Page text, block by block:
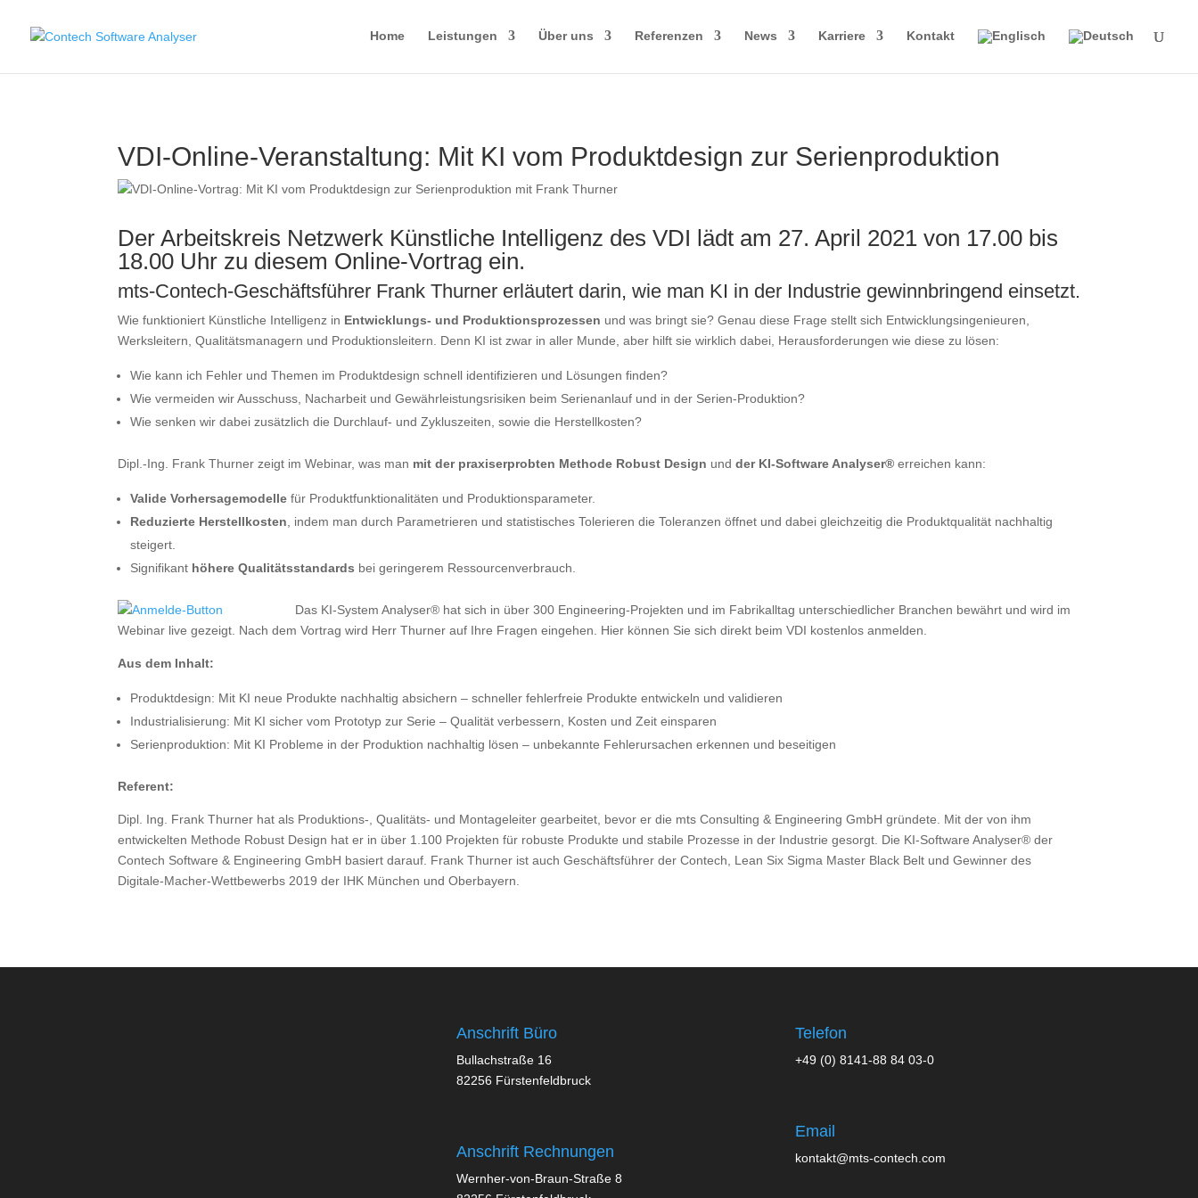
Home Leistungen Über uns Referenzen News Karriere Kontakt
VDI-Online-Veranstaltung: Mit KI vom Produktdesign zur Serienproduktion
Der Arbeitskreis Netzwerk Künstliche Intelligenz des VDI lädt am 27. April 2021 von 17.00 bis
18.00 Uhr zu diesem Online-Vortrag ein.
mts-Contech-Geschäftsführer Frank Thurner erläutert darin, wie man KI in der Industrie gewinnbringend einsetzt.
Wie funktioniert Künstliche Intelligenz in Entwicklungs- und Produktionsprozessen und was bringt sie? Genau diese Frage stellt sich Entwicklungsingenieuren,
Werksleitern, Qualitätsmanagern und Produktionsleitern. Denn KI ist zwar in aller Munde, aber hilft sie wirklich dabei, Herausforderungen wie diese zu lösen:
Wie kann ich Fehler und Themen im Produktdesign schnell identifizieren und Lösungen finden?
Wie vermeiden wir Ausschuss, Nacharbeit und Gewährleistungsrisiken beim Serienanlauf und in der Serien-Produktion?
Wie senken wir dabei zusätzlich die Durchlauf- und Zykluszeiten, sowie die Herstellkosten?
Dipl.-Ing. Frank Thurner zeigt im Webinar, was man mit der praxiserprobten Methode Robust Design und der KI-Software Analyser® erreichen kann:
Valide Vorhersagemodelle für Produktfunktionalitäten und Produktionsparameter.
Reduzierte Herstellkosten , indem man durch Parametrieren und statistisches Tolerieren die Toleranzen öffnet und dabei gleichzeitig die Produktqualität nachhaltig
steigert.
Signifikant höhere Qualitätsstandards bei geringerem Ressourcenverbrauch.
Das KI-System Analyser® hat sich in über 300 Engineering-Projekten und im Fabrikalltag unterschiedlicher Branchen bewährt und wird im
Webinar live gezeigt. Nach dem Vortrag wird Herr Thurner auf Ihre Fragen eingehen. Hier können Sie sich direkt beim VDI kostenlos anmelden.
Aus dem Inhalt:
Produktdesign: Mit KI neue Produkte nachhaltig absichern – schneller fehlerfreie Produkte entwickeln und validieren
Industrialisierung: Mit KI sicher vom Prototyp zur Serie – Qualität verbessern, Kosten und Zeit einsparen
Serienproduktion: Mit KI Probleme in der Produktion nachhaltig lösen – unbekannte Fehlerursachen erkennen und beseitigen
Referent:
Dipl. Ing. Frank Thurner hat als Produktions-, Qualitäts- und Montageleiter gearbeitet, bevor er die mts Consulting & Engineering GmbH gründete. Mit der von ihm
entwickelten Methode Robust Design hat er in über 1.100 Projekten für robuste Produkte und stabile Prozesse in der Industrie gesorgt. Die KI-Software Analyser® der
Contech Software & Engineering GmbH basiert darauf. Frank Thurner ist auch Geschäftsführer der Contech, Lean Six Sigma Master Black Belt und Gewinner des
Digitale-Macher-Wettbewerbs 2019 der IHK München und Oberbayern.
Anschrift Büro
Bullachstraße 16
82256 Fürstenfeldbruck
Anschrift Rechnungen
Wernher-von-Braun-Straße 8
Telefon
+49 (0) 8141-88 84 03-0
Email
kontakt@mts-contech.com